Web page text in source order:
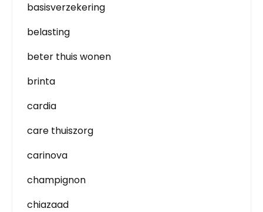
basisverzekering
belasting
beter thuis wonen
brinta
cardia
care thuiszorg
carinova
champignon
chiazaad